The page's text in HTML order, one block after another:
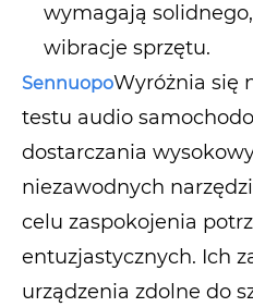
wymagają
wibracje sprzętu.
SennuopoWyróżnia się
testu audio
dostarczania
niezawodnych
celu zaspokojenia
entuzjastycznych. Ich
urządzenia zdolne do